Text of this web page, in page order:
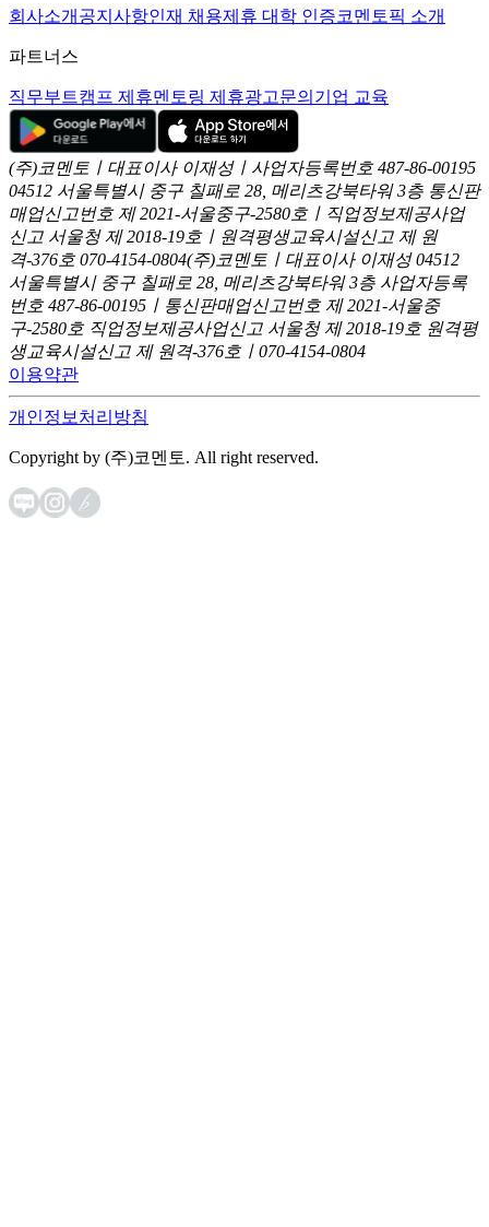
회사소개 공지사항인재 채용제휴 대학 인증코멘토픽 소개
파트너스
직무부트캠프 제휴멘토링 제휴광고문의 기업 교육
(주)코멘토ㅣ대표이사 이재성ㅣ사업자등록번호 487-86-00195
04512 서울특별시 중구 칠패로 28, 메리츠강북타워 3층 통신판
매업신고번호 제 2021-서울중구-2580호ㅣ직업정보제공사업
신고 서울청 제 2018-19호ㅣ원격평생교육시설신고 제 원
격-376호 070-4154-0804(주)코멘토ㅣ대표이사 이재성 04512
서울특별시 중구 칠패로 28, 메리츠강북타워 3층 사업자등록
번호 487-86-00195ㅣ통신판매업신고번호 제 2021-서울중
구-2580호 직업정보제공사업신고 서울청 제 2018-19호 원격평
생교육시설신고 제 원격-376호ㅣ070-4154-0804
이용약관
개인정보처리방침
Copyright by (주)코멘토. All right reserved.